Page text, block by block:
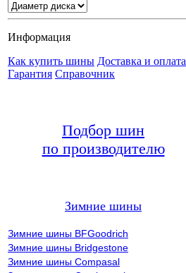
Информация
Как купить шины Доставка и оплата
Гарантия Справочник
Подбор шин
по производителю
Зимние шины
Зимние шины BFGoodrich
Зимние шины Bridgestone
Зимние шины Compasal